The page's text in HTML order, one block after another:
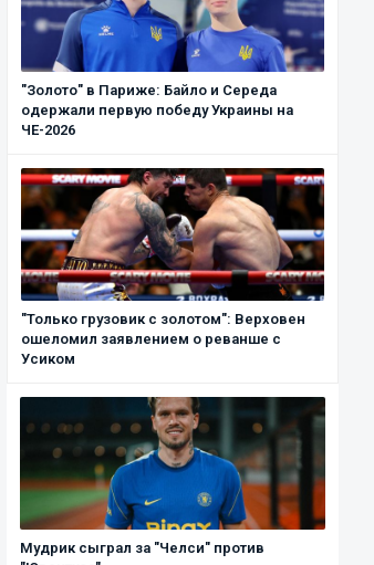
"Золото" в Париже: Байло и Середа
одержали первую победу Украины на
ЧЕ-2026
"Только грузовик с золотом": Верховен
ошеломил заявлением о реванше с
Усиком
Мудрик сыграл за "Челси" против